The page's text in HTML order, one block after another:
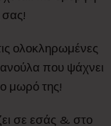
σας!
ολοκληρωμένες
που ψάχνει
μωρό της!
σε εσάς & στο